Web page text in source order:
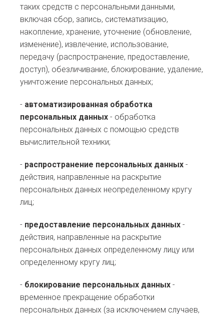
таких средств с персональными данными,
включая сбор, запись, систематизацию,
накопление, хранение, уточнение (обновление,
изменение), извлечение, использование,
передачу (распространение, предоставление,
доступ), обезличивание, блокирование, удаление,
уничтожение персональных данных;
- автоматизированная обработка
персональных данных - обработка
персональных данных с помощью средств
вычислительной техники;
- распространение персональных данных -
действия, направленные на раскрытие
персональных данных неопределенному кругу
лиц;
- предоставление персональных данных -
действия, направленные на раскрытие
персональных данных определенному лицу или
определенному кругу лиц;
- блокирование персональных данных -
временное прекращение обработки
персональных данных (за исключением случаев,